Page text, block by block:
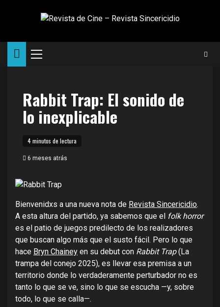
Menú
Rabbit Trap: El sonido de
lo inexplicable
4 minutos de lectura
6 meses atrás
Bienvenidxs a una nueva nota de Revista Sincericidio.
A esta altura del partido, ya sabemos que el folk horror
es el patio de juegos predilecto de los realizadores
que buscan algo más que el susto fácil. Pero lo que
hace Bryn Chainey en su debut con Rabbit Trap(La
trampa del conejo 2025), es llevar esa premisa a un
territorio donde lo verdaderamente perturbador no es
tanto lo que se ve, sino lo que se escucha —y, sobre
todo, lo que se calla—.